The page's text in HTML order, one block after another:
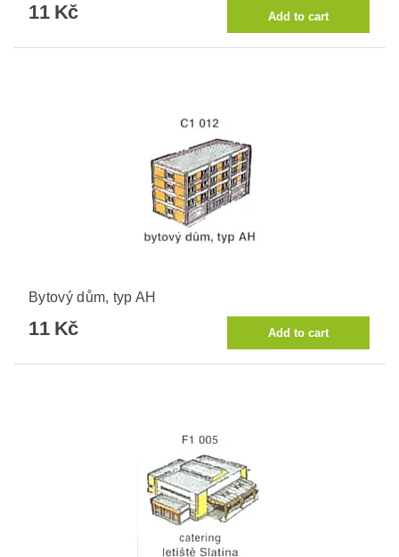
11 Kč
Bytový dům, typ AH
11 Kč